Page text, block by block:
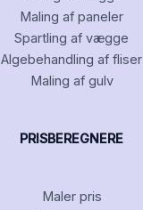
Maling af paneler
Spartling af vægge
Algebehandling af fliser
Maling af gulv
PRISBEREGNERE
Maler pris